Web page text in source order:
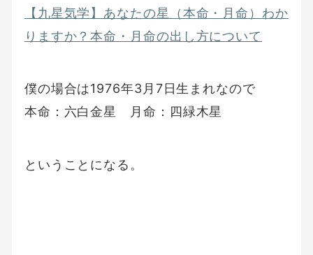
【九星気学】あなたの星（本命・月命）わか
りますか？本命・月命の出し方について
僕の場合は1976年3月7日生まれなので
本命：六白金星 月命：四緑木星
ということになる。